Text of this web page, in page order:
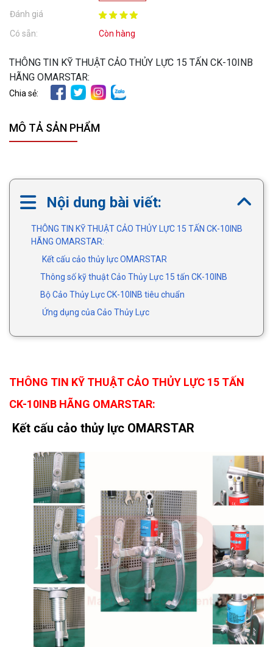
Đánh giá
Có sẵn:
Còn hàng
THÔNG TIN KỸ THUẬT CẢO THỦY LỰC 15 TẤN CK-10INB
HÃNG OMARSTAR:
Chia sẻ:
MÔ TẢ SẢN PHẨM
Nội dung bài viết:
THÔNG TIN KỸ THUẬT CẢO THỦY LỰC 15 TẤN CK-10INB
HÃNG OMARSTAR:
Kết cấu cảo thủy lực OMARSTAR
Thông số kỹ thuật Cảo Thủy Lực 15 tấn CK-10INB
Bộ Cảo Thủy Lực CK-10INB tiêu chuẩn
Ứng dụng của Cảo Thủy Lực
THÔNG TIN KỸ THUẬT CẢO THỦY LỰC 15 TẤN
CK-10INB HÃNG OMARSTAR:
Kết cấu cảo thủy lực OMARSTAR